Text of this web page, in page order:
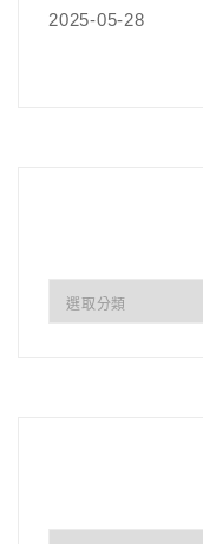
2025-05-28